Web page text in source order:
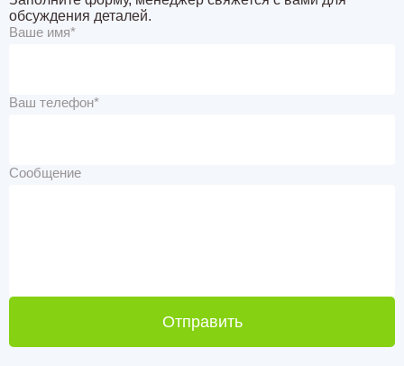
обсуждения деталей.
Ваше имя*
Ваш телефон*
Сообщение
Отправить